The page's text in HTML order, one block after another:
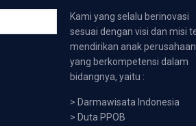
Kami yang selalu berinovasi
sesuai dengan visi dan misi
mendirikan anak perusahaan
yang berkompetensi dalam
bidangnya, yaitu :
> Darmawisata Indonesia
> Duta PPOB